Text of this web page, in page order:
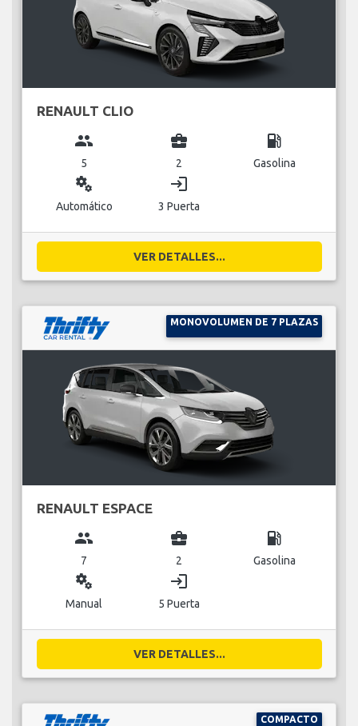
RENAULT CLIO
group
5
business_center
2
local_gas_station
Gasolina
miscellaneous_services
Automático
login
3 Puerta
VER DETALLES...
MONOVOLUMEN DE 7 PLAZAS
RENAULT ESPACE
group
7
business_center
2
local_gas_station
Gasolina
miscellaneous_services
Manual
login
5 Puerta
VER DETALLES...
COMPACTO